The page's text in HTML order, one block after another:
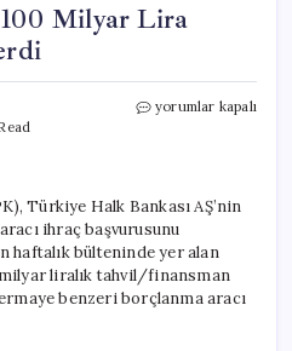
Milyar Lira
SPK,
Borçlanma
İzni
Verdi
için
yorumlar kapalı
Türkiye Halk Bankası AŞ’nin
ihraç başvurusunu
haftalık bülteninde yer alan
liralık tahvil/finansman
benzeri borçlanma aracı